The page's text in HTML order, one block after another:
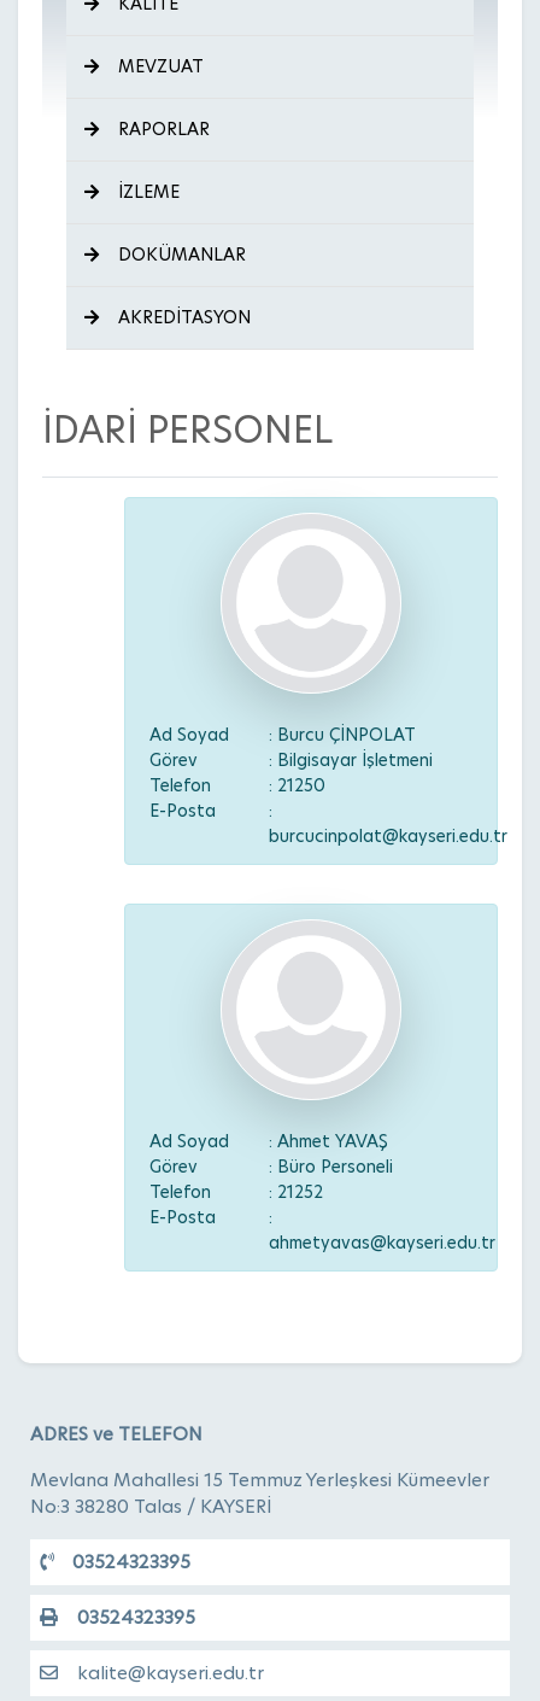
MEVZUAT
RAPORLAR
İZLEME
DOKÜMANLAR
AKREDİTASYON
İDARİ PERSONEL
Ad Soyad
: Burcu ÇİNPOLAT
Görev
: Bilgisayar İşletmeni
Telefon
: 21250
E-Posta
:
burcucinpolat@kayseri.edu.tr
Ad Soyad
: Ahmet YAVAŞ
Görev
: Büro Personeli
Telefon
: 21252
E-Posta
:
ahmetyavas@kayseri.edu.tr
ADRES ve TELEFON
Mevlana Mahallesi 15 Temmuz Yerleşkesi Kümeevler
No:3 38280 Talas / KAYSERİ
03524323395
03524323395
kalite@kayseri.edu.tr